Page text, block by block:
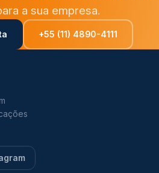
a sua empresa.
+55 (11) 4890-4111